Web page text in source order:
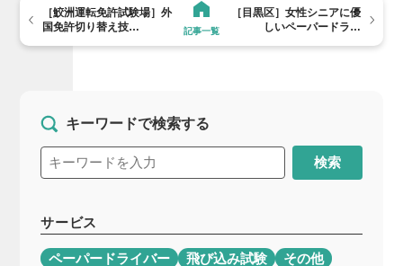
［鮫洲運転免許試験場］外
国免許切り替え技…
記事一覧
［目黒区］女性シニアに優
しいペーパードラ…
キーワードで検索する
検索
サービス
ペーパードライバー 飛び込み試験
その他